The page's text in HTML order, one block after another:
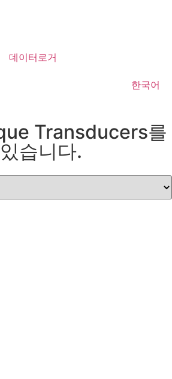
데이터로거
한국어
Transducers를
습니다.